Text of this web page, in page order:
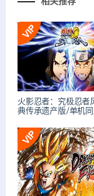
火影忍者：究极忍者
典传承遗产版/单机